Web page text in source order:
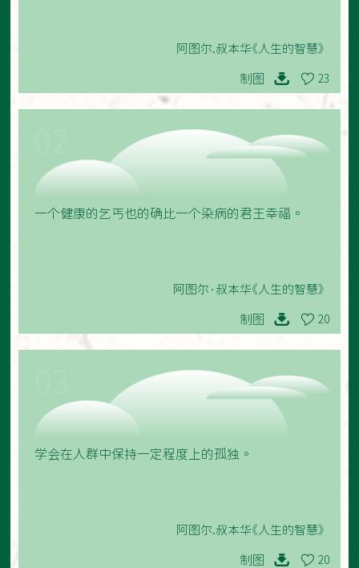
阿图尔.叔本华《人生的智慧》
制图 23
一个健康的乞丐也的确比一个染病的君王幸福。
阿图尔·叔本华《人生的智慧》
制图 20
学会在人群中保持一定程度上的孤独。
阿图尔.叔本华《人生的智慧》
制图 20